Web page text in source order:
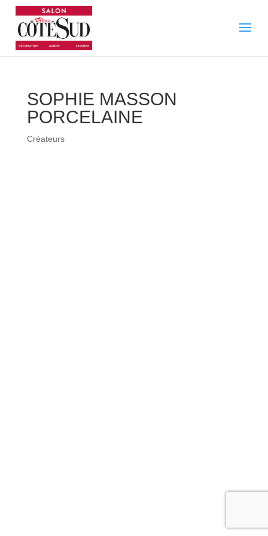
SOPHIE MASSON
PORCELAINE
Créateurs